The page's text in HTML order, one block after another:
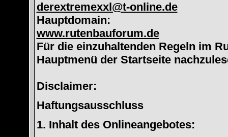
derextremexxl@t-online.de
Hauptdomain:
www.rutenbauforum.de
Für die einzuhaltenden Regeln im
Hauptmenü der Startseite
Disclaimer:
Haftungsausschluss
1. Inhalt des Onlineangebotes: